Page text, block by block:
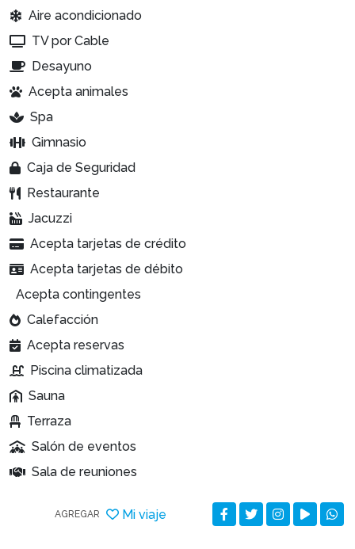
Aire acondicionado
TV por Cable
Desayuno
Acepta animales
Spa
Gimnasio
Caja de Seguridad
Restaurante
Jacuzzi
Acepta tarjetas de crédito
Acepta tarjetas de débito
Acepta contingentes
Calefacción
Acepta reservas
Piscina climatizada
Sauna
Terraza
Salón de eventos
Sala de reuniones
AGREGAR Mi viaje